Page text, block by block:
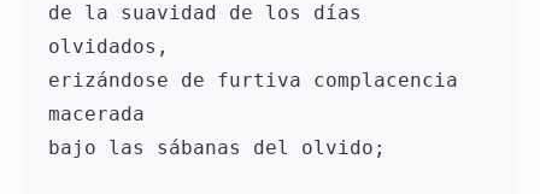
de la suavidad de los días
olvidados,
erizándose de furtiva complacencia
macerada
bajo las sábanas del olvido;